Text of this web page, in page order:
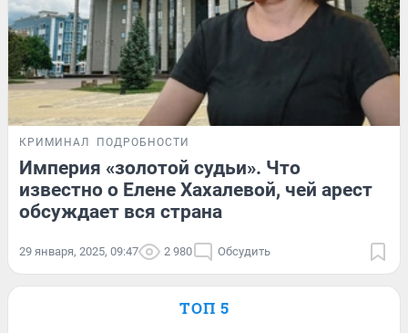
КРИМИНАЛ ПОДРОБНОСТИ
Империя «золотой судьи». Что
известно о Елене Хахалевой, чей арест
обсуждает вся страна
29 января, 2025, 09:47 2 980 Обсудить
ТОП 5